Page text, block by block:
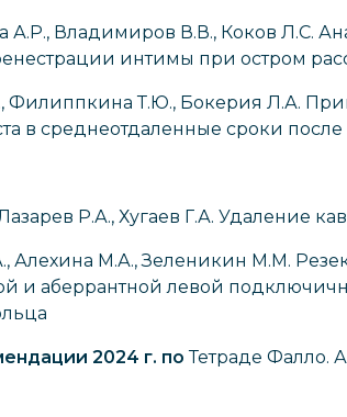
Владимиров В.В., Коков Л.С.
интимы при остром
Филиппкина Т.Ю., Бокерия Л.А.
в среднеотдаленные сроки
Р.А., Хугаев Г.А. Удаление
Алехина М.А., Зеленикин М.М.
и аберрантной левой
2024 г. поТетраде Фалло.